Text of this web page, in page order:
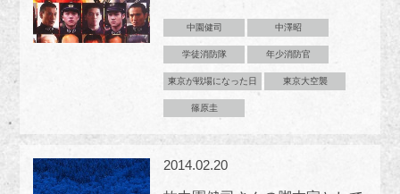
中園健司 中澤昭
学徒消防隊 年少消防官
東京が戦場になった日 東京大空襲
篠原圭
2014.02.20